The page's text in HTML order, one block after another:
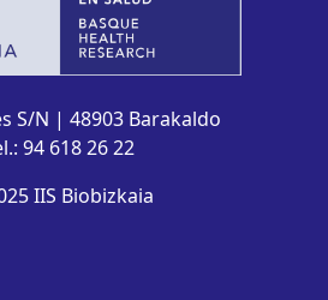
S/N | 48903 Barakaldo
94 618 26 22
IIS Biobizkaia